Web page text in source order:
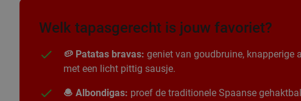
Welk tapasgerecht is jouw favoriet?
🥔 Patatas bravas: geniet van goudbruine, knapperige
met een licht pittig sausje.
🧆 Albondigas: proef de traditionele Spaanse